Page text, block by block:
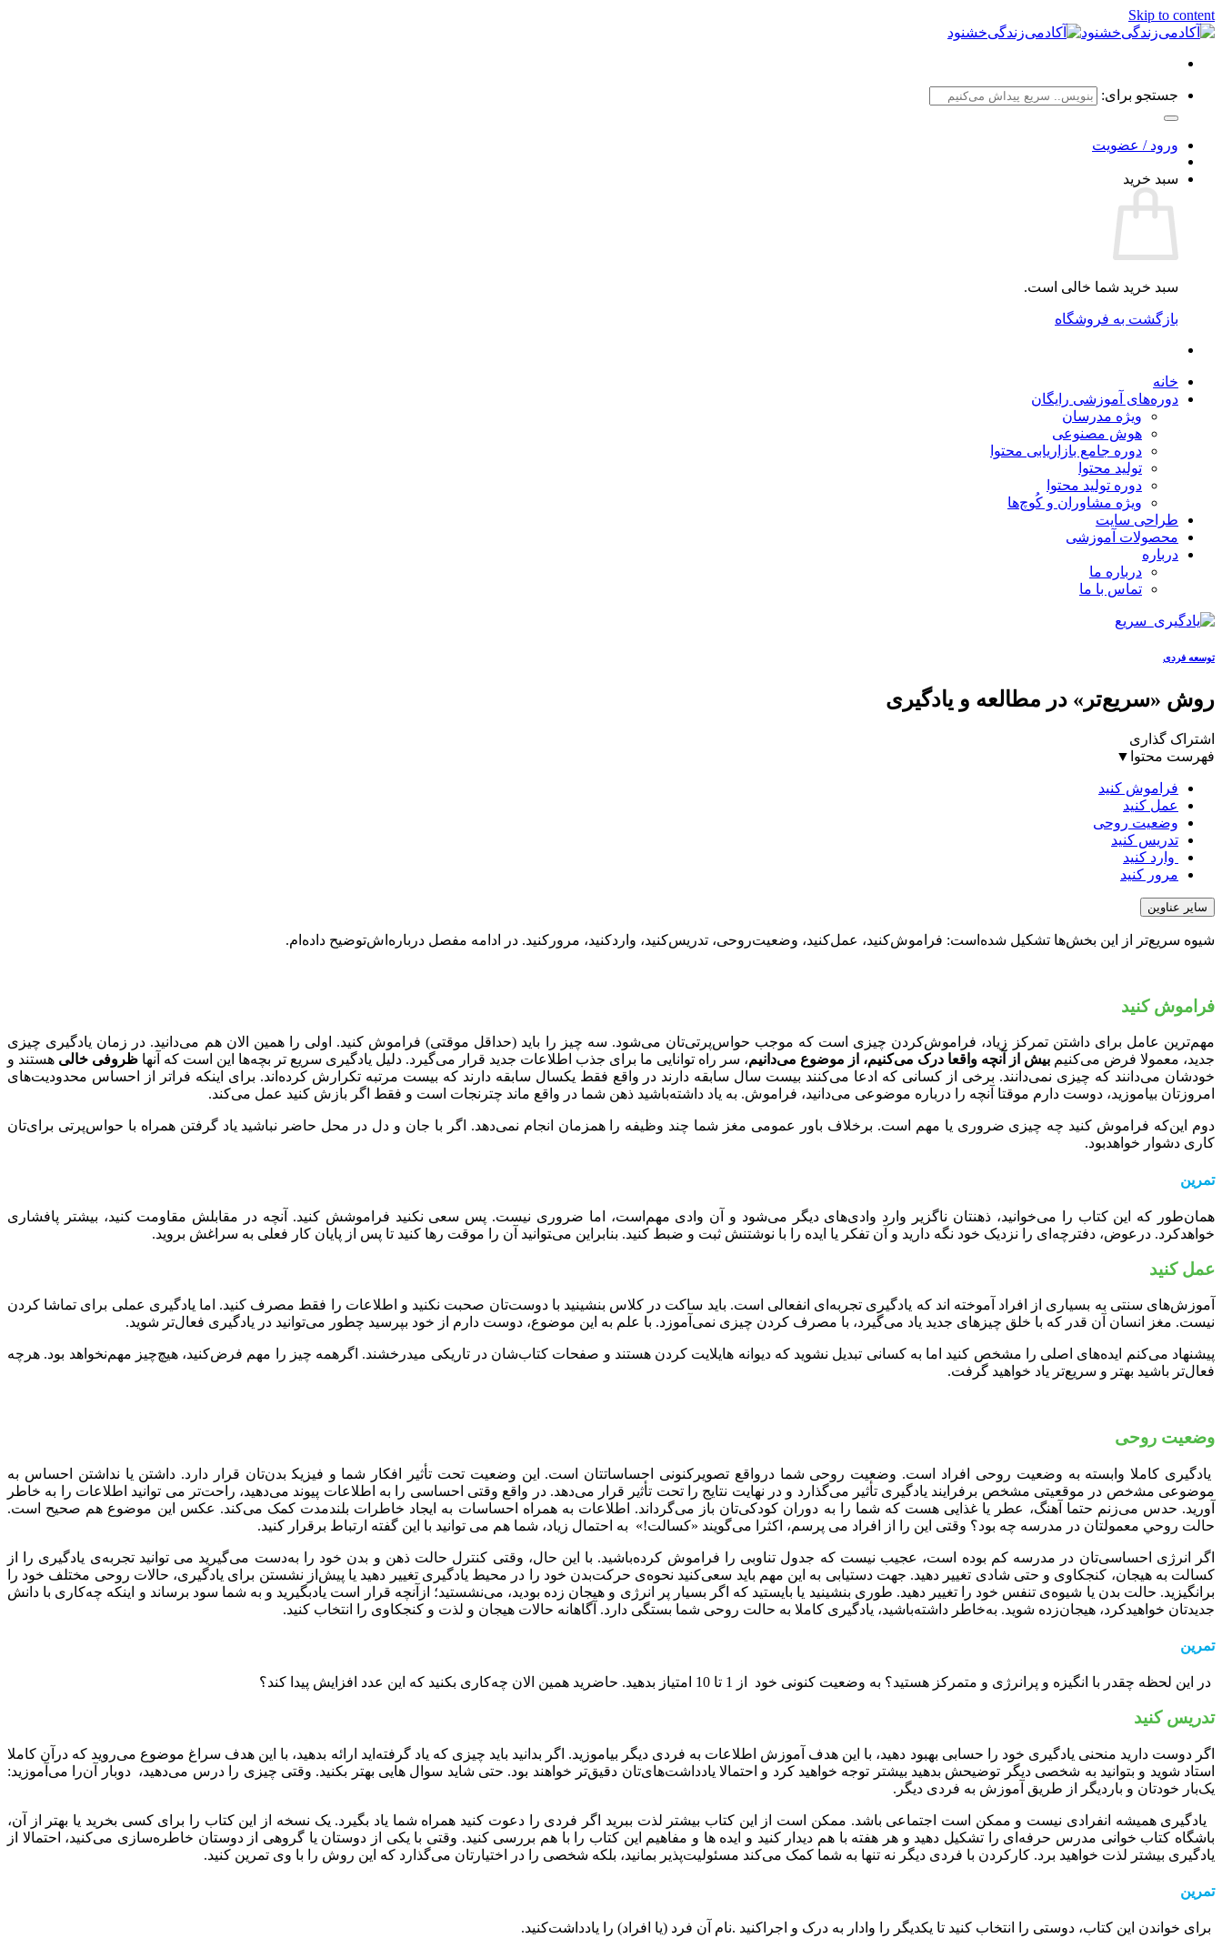
Skip to content
جستجو برای:
ورود / عضویت
سبد خرید
سبد خرید شما خالی است.
بازگشت به فروشگاه
خانه
دوره‌های آموزشی رایگان
ویژه مدرسان
هوش مصنوعی
دوره جامع بازاریابی محتوا
تولید محتوا
دوره تولید محتوا
ویژه مشاوران و کُوچ‌ها
طراحی سایت
محصولات آموزشی
درباره
درباره ما
تماس با ما
توسعه فردی
روش «سریع‌‌تر» در مطالعه و یادگیری
اشتراک گذاری
فهرست محتوا ▼
ﻓﺮاﻣﻮش ﮐﻨﯿﺪ
ﻋﻤﻞ ﮐﻨﯿﺪ
وﺿﻌﯿﺖ روﺣﯽ
تدریس کنید
وارد ﮐﻨﯿﺪ
ﻣﺮور ﮐﻨﯿﺪ
سایر عناوین
شیوه سریع‌تر از این بخش‌ها تشکیل شده‌است: فراموش‌کنید، عمل‌کنید، وضعیت‌روحی، ﺗﺪرﯾﺲ‌ﮐﻨﯿﺪ، واردکنید، مرورکنید. در اداﻣﻪ ﻣﻔﺼﻞ درﺑﺎره‌اشﺗﻮﺿﯿﺢ داده‌ام.
ﻓﺮاﻣﻮش ﮐﻨﯿﺪ
ﻣﻬﻢ‌ﺗﺮﯾﻦ ﻋﺎﻣﻞ ﺑﺮای داﺷﺘﻦ ﺗﻤﺮﮐﺰ زﯾﺎد، ﻓﺮاﻣﻮش‌ﮐﺮدن ﭼﯿﺰی اﺳﺖ ﮐﻪ ﻣﻮﺟﺐ ﺣﻮاس‌ﭘﺮﺗﯽ‌ﺗﺎن ﻣﯽ‌ﺷﻮد. ﺳﻪ ﭼﯿﺰ را ﺑﺎﯾﺪ (ﺣﺪاﻗﻞ ﻣﻮﻗﺘﯽ) ﻓﺮاﻣﻮش ﮐﻨﯿﺪ. اوﻟﯽ را ﻫﻤﯿﻦ اﻻن ﻫﻢ ﻣﯽ‌داﻧﯿﺪ. در زﻣﺎن ﯾﺎدﮔﯿﺮی ﭼﯿﺰی
جدید، معمولا فرض می‌کنیم بیش‌ از آنچه واقعا درک می‌کنیم، از ﻣﻮﺿﻮع ﻣﯽ‌داﻧﯿﻢ، ﺳﺮ راه ﺗﻮاﻧﺎیی ﻣﺎ ﺑﺮای ﺟﺬب اﻃﻼﻋﺎت ﺟﺪﯾﺪ ﻗﺮار ﻣﯽ‌ﮔﯿﺮد. دﻟﯿﻞ ﯾﺎدﮔﯿﺮی ﺳﺮﯾﻊ ﺗﺮ ﺑﭽﻪ‌ﻫﺎ اﯾﻦ اﺳﺖ ﮐﻪ آﻧﻬﺎ ﻇﺮوﻓﯽ ﺧﺎﻟﯽ هستند و
خودشان می‌دانند که چیزی نمی‌دانند. ﺑﺮﺧﯽ از ﮐﺴﺎﻧﯽ ﮐﻪ ادﻋﺎ ﻣﯽ‌ﮐﻨﻨﺪ ﺑﯿﺴﺖ ﺳﺎل ﺳﺎﺑﻘﻪ دارﻧﺪ در واقع فقط یکسال سابقه دارند ﮐﻪ ﺑﯿﺴﺖ ﻣﺮﺗﺒﻪ ﺗﮑﺮارش ﮐﺮده‌اﻧﺪ. ﺑﺮای اﯾﻨﮑﻪ ﻓﺮاﺗﺮ از اﺣﺴﺎس ﻣﺤﺪودﯾﺖ‌ﻫﺎی
اﻣﺮوزﺗﺎن ﺑﯿﺎﻣﻮزﯾﺪ، دوست‌ دارم موقتا آنچه را درباره موضوعی می‌دانید، فراموش. ﺑﻪ‌ ﯾﺎد داﺷﺘﻪ‌ﺑﺎﺷﯿﺪ ذﻫﻦ ﺷﻤﺎ در واﻗﻊ ﻣﺎﻧﺪ ﭼﺘﺮﻧﺠﺎت اﺳﺖ و ﻓﻘﻂ اﮔﺮ ﺑﺎزش ﮐﻨﯿﺪ ﻋﻤﻞ ﻣﯽ‌‍ﮐﻨﺪ.
دوم اﯾﻦ‌ﮐﻪ ﻓﺮاﻣﻮش‌ ﮐﻨﯿﺪ ﭼﻪ ﭼﯿﺰی ﺿﺮوری ﯾﺎ ﻣﻬﻢ اﺳﺖ. ﺑﺮﺧﻼف ﺑﺎور ﻋﻤﻮﻣﯽ ﻣﻐﺰ ﺷﻤﺎ ﭼﻨﺪ وﻇﯿﻔﻪ را ﻫﻤﺰﻣﺎن اﻧﺠﺎم ﻧﻤﯽ‌دﻫﺪ. اﮔﺮ ﺑﺎ ﺟﺎن‌ و دل در ﻣﺤﻞ‌ ﺣﺎﺿﺮ ﻧﺒﺎﺷﯿﺪ یاد گرفتن همراه با حواس‌پرتی ﺑﺮای‌ﺗﺎن
ﮐﺎری دﺷﻮار ﺧﻮاﻫﺪﺑﻮد.
تمرین
همان‌طور که این کتاب را می‌خوانید، ذهنتان ناگزیر وارد وادی‌های دیگر می‌شود و آن وادی مهم‌است، اﻣﺎ ﺿﺮوری نیست. ﭘﺲ ﺳﻌﯽ ﻧﮑﻨﯿﺪ ﻓﺮاموشش ﮐﻨﯿﺪ. آﻧﭽﻪ در ﻣﻘﺎﺑﻠﺶ ﻣﻘﺎوﻣﺖ ﮐﻨﯿﺪ، بیشتر پافشاری
ﺧﻮاﻫﺪﮐﺮد. درﻋﻮض، دﻓﺘﺮﭼﻪ‌ای را ﻧﺰدﯾﮏ ﺧﻮد ﻧﮕﻪ دارﯾﺪ و آن ﺗﻔﮑﺮ ﯾﺎ اﯾﺪه را ﺑﺎ ﻧﻮﺷﺘﻨﺶ ﺛﺒﺖ‌ و ﺿﺒﻂ ﮐﻨﯿﺪ. ﺑﻨﺎﺑﺮاﯾﻦ می‌ﺘﻮاﻧﯿﺪ آن را ﻣﻮﻗﺖ رﻫﺎ ﮐﻨﯿﺪ ﺗﺎ ﭘﺲ از ﭘﺎﯾﺎن ﮐﺎر ﻓﻌﻠﯽ به سراغش ﺑﺮوﯾﺪ.
ﻋﻤﻞ ﮐﻨﯿﺪ
آﻣﻮزش‌ﻫﺎی ﺳﻨﺘﯽ ﺑﻪ ﺑﺴﯿﺎری از اﻓﺮاد آﻣﻮﺧﺘﻪ اﻧﺪ ﮐﻪ ﯾﺎدﮔﯿﺮی ﺗﺠﺮﺑﻪ‌ای اﻧﻔﻌﺎﻟﯽ اﺳﺖ. ﺑﺎﯾﺪ ﺳﺎﮐﺖ در ﮐﻼس ﺑﻨﺸﯿﻨﯿﺪ با دوﺳﺖ‌ﺗﺎن ﺻﺤﺒﺖ ﻧﮑﻨﯿﺪ و اﻃﻼﻋﺎت را ﻓﻘﻂ ﻣﺼﺮف ﮐﻨﯿﺪ. اﻣﺎ ﯾﺎدﮔﯿﺮی ﻋﻤﻠﯽ ﺑﺮای ﺗﻤﺎﺷﺎ ﮐﺮدن
ﻧﯿﺴﺖ. ﻣﻐﺰ اﻧﺴﺎن آن ﻗﺪر ﮐﻪ ﺑﺎ خلق ﭼﯿﺰﻫﺎی ﺟﺪﯾﺪ ﯾﺎد ﻣﯽ‌ﮔﯿﺮد، ﺑﺎ ﻣﺼﺮف ﮐﺮدن ﭼﯿﺰی ﻧﻤﯽ‌آﻣﻮزد. ﺑﺎ ﻋﻠﻢ ﺑﻪ اﯾﻦ ﻣﻮﺿﻮع، دوﺳﺖ دارم از ﺧﻮد ﺑﭙﺮﺳﯿﺪ ﭼﻄﻮر ﻣﯽﺗﻮاﻧﯿﺪ در ﯾﺎدﮔﯿﺮی ﻓﻌﺎل‌ﺗﺮ ﺷﻮﯾﺪ.
ﭘﯿﺸﻨﻬﺎد می‌کنم اﯾﺪه‌ﻫﺎی اﺻﻠﯽ را مشخص کنید اﻣﺎ ﺑﻪ ﮐﺴﺎﻧﯽ ﺗﺒﺪﯾﻞ ﻧﺸﻮﯾﺪ ﮐﻪ دﯾﻮانه هاﯾﻼﯾﺖ ﮐﺮدن ﻫﺴﺘﻨﺪ و ﺻﻔﺤﺎت ﮐﺘﺎب‌ﺷﺎن در ﺗﺎرﯾﮑﯽ میدرخشند. اگرهمه چیز را مهم فرض‌کنید، هیچﭼﯿﺰ ﻣﻬﻢﻧﺨﻮاﻫﺪ ﺑﻮد. ﻫﺮﭼﻪ
فعال‌تر باشید بهتر و سریع‌تر یاد خواهید گرفت.
وﺿﻌﯿﺖ روﺣﯽ
ﯾﺎدﮔﯿﺮی ﮐﺎﻣﻼ واﺑﺴﺘﻪ ﺑﻪ وﺿﻌﯿﺖ روﺣﯽ اﻓﺮاد اﺳﺖ. وﺿﻌﯿﺖ روﺣﯽ ﺷﻤﺎ درواقع ﺗﺼﻮﯾﺮﮐﻨﻮﻧﯽ اﺣﺴﺎﺳﺎﺗﺘﺎن اﺳﺖ. اﯾﻦ وﺿﻌﯿﺖ ﺗﺤﺖ ﺗﺄﺛﯿﺮ اﻓﮑﺎر ﺷﻤﺎ و ﻓﯿﺰﯾﮑ ﺑﺪنﺗﺎن ﻗﺮار دارد. داﺷﺘﻦ ﯾﺎ ﻧﺪاﺷﺘﻦ اﺣﺴﺎس ﺑﻪ
ﻣﻮﺿﻮﻋﯽ ﻣﺸخص در ﻣﻮﻗﻌﯿﺘﯽ ﻣﺸﺨﺺ برﻓﺮاﯾﻨﺪ ﯾﺎدﮔﯿﺮی ﺗﺄﺛﯿﺮ ﻣﯽﮔﺬارد و در ﻧﻬﺎﯾﺖ ﻧﺘﺎﯾﺞ را ﺗﺤﺖ ﺗﺄﺛیر ﻗﺮار ﻣﯽدﻫﺪ. در واقع وﻗﺘﯽ اﺣﺴﺎﺳﯽ را ﺑﻪ اﻃﻼﻋﺎت ﭘﯿﻮﻧﺪ ﻣﯽدهید، راﺣﺖ‌ﺗﺮ ﻣﯽ ﺗﻮاﻧﯿﺪ اﻃﻼﻋﺎت را ﺑﻪ ﺧﺎﻃﺮ
آورﯾﺪ. حدس می‌زنم حتما آهنگ، عطر ﯾﺎ ﻏﺬاﯾﯽ ﻫﺴﺖ ﮐﻪ ﺷﻤﺎ را ﺑﻪ دوران ﮐﻮدﮐﯽﺗﺎن ﺑﺎز ﻣﯽﮔﺮداﻧﺪ. اﻃﻼﻋﺎت ﺑﻪ ﻫﻤﺮاه اﺣﺴﺎﺳﺎت ﺑﻪ اﯾﺠﺎد ﺧﺎﻃﺮات ﺑﻠﻨﺪﻣﺪت ﮐﻤﮏ ﻣﯽﮐﻨﺪ. ﻋﮑﺲ اﯾﻦ ﻣﻮﺿﻮع ﻫﻢ ﺻﺤﯿﺢ اﺳﺖ.
ﺣﺎﻟﺖ روﺣﻲ ﻣﻌﻤﻮﻟﺘﺎن در ﻣﺪرﺳﻪ ﭼﻪ ﺑﻮد؟ وﻗﺘﯽ اﯾﻦ را از اﻓﺮاد ﻣﯽ ﭘﺮﺳﻢ، اکثرا می‌گویند «کسالت!» ﺑﻪ اﺣﺘﻤﺎل زﯾﺎد، ﺷﻤﺎ ﻫﻢ ﻣﯽ ﺗﻮاﻧﯿﺪ ﺑﺎ اﯾﻦ ﮔﻔﺘﻪ ارﺗﺒﺎط ﺑﺮﻗﺮار ﮐﻨﯿﺪ.
اگر انرژی احساسی‌تان در مدرسه کم ‌بوده‌ است، ﻋﺠﯿﺐ ﻧﯿﺴﺖ ﮐﻪ ﺟﺪول ﺗﻨﺎوﺑﯽ را ﻓﺮاﻣﻮش ﮐﺮدهﺑﺎﺷﯿﺪ. ﺑﺎ اﯾﻦ ﺣﺎل، وﻗﺘﯽ ﮐﻨﺘﺮل حالت ذهن و بدن خود را به‌دست می‌گیرید ﻣﯽ ﺗﻮاﻧﯿﺪ ﺗﺠﺮﺑﻪی ﯾﺎدﮔﯿﺮی را از
ﮐﺴﺎﻟﺖ ﺑﻪ ﻫﯿﺠﺎن، ﮐﻨﺠﮑﺎوی و ﺣﺘﯽ ﺷﺎدی تغییر دهید. ﺟﻬﺖ دﺳﺘﯿﺎﺑﯽ ﺑﻪ اﯾﻦ ﻣﻬﻢ باید سعی‌کنید نحوه‌ی حرکتﺑﺪن خود را در محیط یادگیری تغییر دهید یا پیش‌از نشستن برای یادگیری، حالات روحی مختلف خود را
برانگیزید. حالت بدن ﯾﺎ ﺷﯿﻮه‌ی ﺗﻨﻔﺲ ﺧﻮد را ﺗﻐﯿﯿﺮ دﻫﯿﺪ. ﻃﻮری ﺑﻨﺸﯿﻨﯿﺪ ﯾﺎ بایستید ﮐﻪ اﮔﺮ ﺑﺴﯿﺎر ﭘﺮ اﻧﺮژی و ﻫﯿﺠﺎن زده ﺑﻮدﯾﺪ، می‌نشستید؛ ازآنچه قرار است یادبگیرید و به شما سود برساند و اینکه چهﮐﺎری ﺑﺎ داﻧﺶ
ﺟﺪﻳﺪﺗﺎن خواهیدکرد، هیجان‌‌‌‌‌‌‌‌زده شوید. به‌خاطر داشته‌باشید، یادگیری کاملا به حالت روحی شما بستگی دارد. آگاهانه حالات هیجان و لذت و کنجکاوی را انتخاب کنید.
تمرین
در اﯾﻦ ﻟﺤﻈﻪ ﭼﻘﺪر ﺑﺎ اﻧﮕﯿﺰه و ﭘﺮاﻧﺮژی و ﻣﺘﻤﺮﮐﺰ ﻫﺴﺘﯿﺪ؟ ﺑﻪ وﺿﻌﯿﺖ ﮐﻨﻮﻧﯽ خود از 1 تا 10 امتیاز بدهید. حاضرید همین الان چه‌کاری بکنید که این عدد افزایش پیدا کند؟
تدریس کنید
اﮔﺮ دوﺳﺖ دارﯾﺪ ﻣﻨﺤﻨﯽ ﯾﺎدﮔﯿﺮی ﺧﻮد را ﺣﺴﺎﺑﯽ ﺑﻬﺒﻮد دﻫﯿﺪ، ﺑﺎ اﯾﻦ ﻫﺪف ‌آموزش اطلاعات به فردی دیگر بیاموزید. اﮔﺮ ﺑﺪاﻧﯿﺪ ﺑﺎﯾﺪ ﭼﯿﺰی ﮐﻪ ﯾﺎد ﮔﺮﻓﺘﻪاﯾﺪ ارائه بدهید، با این هدف سراغ موضوع می‌روید که درآن کاملا
استاد شوید و بتوانید به شخصی دیگر توضیحش بدهید ﺑﯿﺸﺘﺮ ﺗﻮﺟﻪ ﺧﻮاﻫﯿﺪ ﮐﺮد و اﺣﺘﻤﺎﻻ یادداشت‌های‌تان دﻗﯿﻖﺗﺮ ﺧﻮاﻫﻨﺪ ﺑﻮد. ﺣﺘﯽ ﺷﺎﯾﺪ ﺳﻮال ﻫﺎﯾﯽ ﺑﻬﺘﺮ ﺑﮑﻨﯿﺪ. وﻗﺘﯽ ﭼﯿﺰی را درس می‌دهید، دوﺑﺎر آن‌را ﻣﯽآﻣﻮزﯾﺪ:
ﯾﮏﺑﺎر ﺧﻮدﺗﺎن و ﺑﺎردﯾﮕﺮ از ﻃﺮﯾﻖ آﻣﻮزش ﺑﻪ ﻓﺮدی دﯾﮕﺮ.
ﯾﺎدﮔﯿﺮی ﻫﻤﯿﺸﻪ اﻧﻔﺮادی ﻧﯿﺴﺖ و ﻣﻤﮑﻦ اﺳﺖ اﺟﺘﻤﺎﻋﯽ ﺑﺎﺷﺪ. ﻣﻤﮑﻦ اﺳﺖ از اﯾﻦ ﮐﺘﺎب ﺑﯿﺸﺘﺮ ﻟﺬت ﺑﺒﺮﯾﺪ اﮔﺮ ﻓﺮدی را دﻋﻮت ﮐﻨﯿﺪ ﻫﻤﺮاه ﺷﻤﺎ ﯾﺎد ﺑﮕﯿﺮد. ﯾﮏ ﻧﺴﺨﻪ از اﯾﻦ ﮐﺘﺎب را ﺑﺮای ﮐﺴﯽ ﺑﺨﺮﯾﺪ ﯾﺎ ﺑﻬﺘﺮ از آن،
ﺑﺎﺷﮕﺎه ﮐﺘﺎب ﺧﻮاﻧﯽ مدرس حرفه‌ای را ﺗﺸﮑﯿﻞ دﻫﯿﺪ و ﻫﺮ ﻫﻔﺘﻪ ﺑﺎ ﻫﻢ دﯾﺪار ﮐﻨﯿﺪ و اﯾﺪه ﻫﺎ و ﻣﻔﺎﻫﯿﻢ اﯾﻦ ﮐﺘﺎب را ﺑﺎ ﻫﻢ ﺑﺮرﺳﯽ ﮐﻨﯿﺪ. وﻗﺘﯽ ﺑﺎ ﯾﮑﯽ از دوﺳﺘﺎن ﯾﺎ ﮔﺮوﻫﯽ از دوﺳﺘﺎن ﺧﺎﻃﺮه‌سازی می‌کنید، اﺣﺘﻤﺎﻻ از
ﯾﺎدﮔﯿﺮی ﺑﯿﺸﺘﺮ ﻟﺬت ﺧﻮاﻫﯿﺪ ﺑﺮد. ﮐﺎرﮐﺮدن ﺑﺎ ﻓﺮدی دﯾﮕﺮ ﻧﻪ ﺗﻨﻬﺎ ﺑﻪ ﺷﻤﺎ ﮐﻤﮏ ﻣﯽﮐﻨﺪ ﻣﺴﺌﻮﻟﯿﺖﭘﺬﯾﺮ بمانید، ﺑﻠﮑﻪ ﺷﺨﺼﯽ را در اﺧﺘﯿﺎرﺗﺎن ﻣﯽﮔﺬارد ﮐﻪ اﯾﻦ روش را ﺑﺎ وی ﺗﻤﺮﯾﻦ ﮐﻨﯿﺪ.
تمرین
ﺑﺮای ﺧﻮاﻧﺪن اﯾﻦ ﮐﺘﺎب، دوﺳﺘﯽ را اﻧﺘﺨﺎب ﮐﻨﯿﺪ ﺗﺎ ﯾﮑﺪﯾﮕﺮ را وادار ﺑﻪ درک و اﺟﺮاﮐﻨﯿﺪ .ﻧﺎم آن ﻓﺮد (ﯾﺎ اﻓﺮاد) را ﯾﺎدداﺷﺖ‌ﮐﻨﯿﺪ.